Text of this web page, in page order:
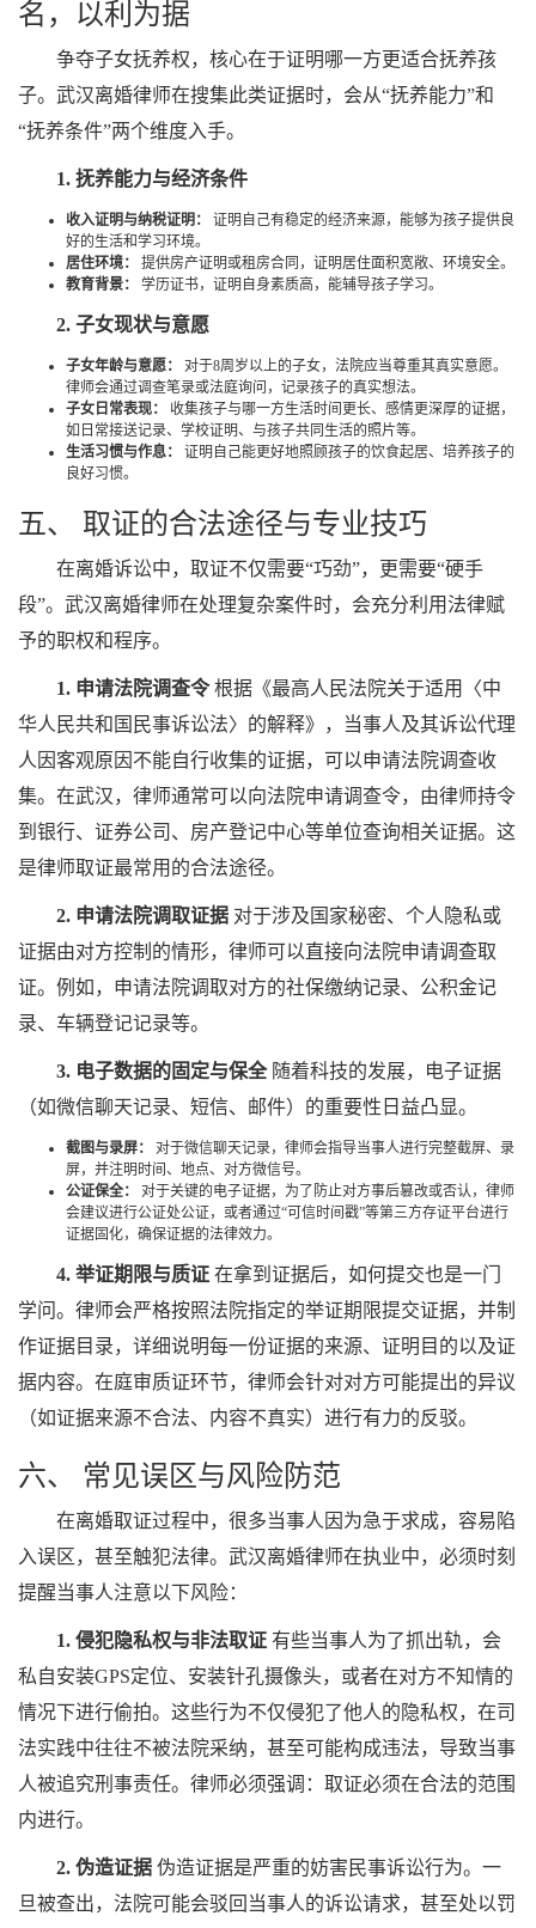
名，以利为据
争夺子女抚养权，核心在于证明哪一方更适合抚养孩
子。武汉离婚律师在搜集此类证据时，会从“抚养能力”和
“抚养条件”两个维度入手。
1. 抚养能力与经济条件
收入证明与纳税证明：
证明自己有稳定的经济来源，能够为孩子提供良
好的生活和学习环境。
居住环境：
提供房产证明或租房合同，证明居住面积宽敞、环境安全。
教育背景：
学历证书，证明自身素质高，能辅导孩子学习。
2. 子女现状与意愿
子女年龄与意愿：
对于8周岁以上的子女，法院应当尊重其真实意愿。
律师会通过调查笔录或法庭询问，记录孩子的真实想法。
子女日常表现：
收集孩子与哪一方生活时间更长、感情更深厚的证据，
如日常接送记录、学校证明、与孩子共同生活的照片等。
生活习惯与作息：
证明自己能更好地照顾孩子的饮食起居、培养孩子的
良好习惯。
五、 取证的合法途径与专业技巧
在离婚诉讼中，取证不仅需要“巧劲”，更需要“硬手
段”。武汉离婚律师在处理复杂案件时，会充分利用法律赋
予的职权和程序。
1. 申请法院调查令根据《最高人民法院关于适用〈中
华人民共和国民事诉讼法〉的解释》，当事人及其诉讼代理
人因客观原因不能自行收集的证据，可以申请法院调查收
集。在武汉，律师通常可以向法院申请调查令，由律师持令
到银行、证券公司、房产登记中心等单位查询相关证据。这
是律师取证最常用的合法途径。
2. 申请法院调取证据 对于涉及国家秘密、个人隐私或
证据由对方控制的情形，律师可以直接向法院申请调查取
证。例如，申请法院调取对方的社保缴纳记录、公积金记
录、车辆登记记录等。
3. 电子数据的固定与保全随着科技的发展，电子证据
（如微信聊天记录、短信、邮件）的重要性日益凸显。
截图与录屏：
对于微信聊天记录，律师会指导当事人进行完整截屏、录
屏，并注明时间、地点、对方微信号。
公证保全：
对于关键的电子证据，为了防止对方事后篡改或否认，律师
会建议进行公证处公证，或者通过“可信时间戳”等第三方存证平台进行
证据固化，确保证据的法律效力。
4. 举证期限与质证 在拿到证据后，如何提交也是一门
学问。律师会严格按照法院指定的举证期限提交证据，并制
作证据目录，详细说明每一份证据的来源、证明目的以及证
据内容。在庭审质证环节，律师会针对对方可能提出的异议
（如证据来源不合法、内容不真实）进行有力的反驳。
六、 常见误区与风险防范
在离婚取证过程中，很多当事人因为急于求成，容易陷
入误区，甚至触犯法律。武汉离婚律师在执业中，必须时刻
提醒当事人注意以下风险：
1. 侵犯隐私权与非法取证 有些当事人为了抓出轨，会
私自安装GPS定位、安装针孔摄像头，或者在对方不知情的
情况下进行偷拍。这些行为不仅侵犯了他人的隐私权，在司
法实践中往往不被法院采纳，甚至可能构成违法，导致当事
人被追究刑事责任。律师必须强调：取证必须在合法的范围
内进行。
2. 伪造证据 伪造证据是严重的妨害民事诉讼行为。一
旦被查出，法院可能会驳回当事人的诉讼请求，甚至处以罚